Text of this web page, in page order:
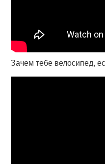
Зачем тебе велосипед,